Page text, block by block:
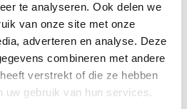
te analyseren. Ook delen we
van onze site met onze
adverteren en analyse. Deze
combineren met andere
verstrekt of die ze hebben
uw gebruik van hun services.
76 - 130 cm
cm
cm